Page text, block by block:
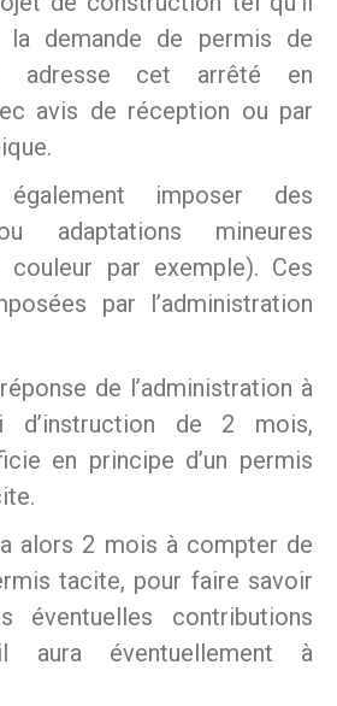
demande de permis de
adresse cet arrêté en
avis de réception ou par
imposer des
adaptations mineures
couleur par exemple). Ces
par l’administration
de l’administration à
d’instruction de 2 mois,
en principe d’un permis
a alors 2 mois à compter de
tacite, pour faire savoir
éventuelles contributions
aura éventuellement à